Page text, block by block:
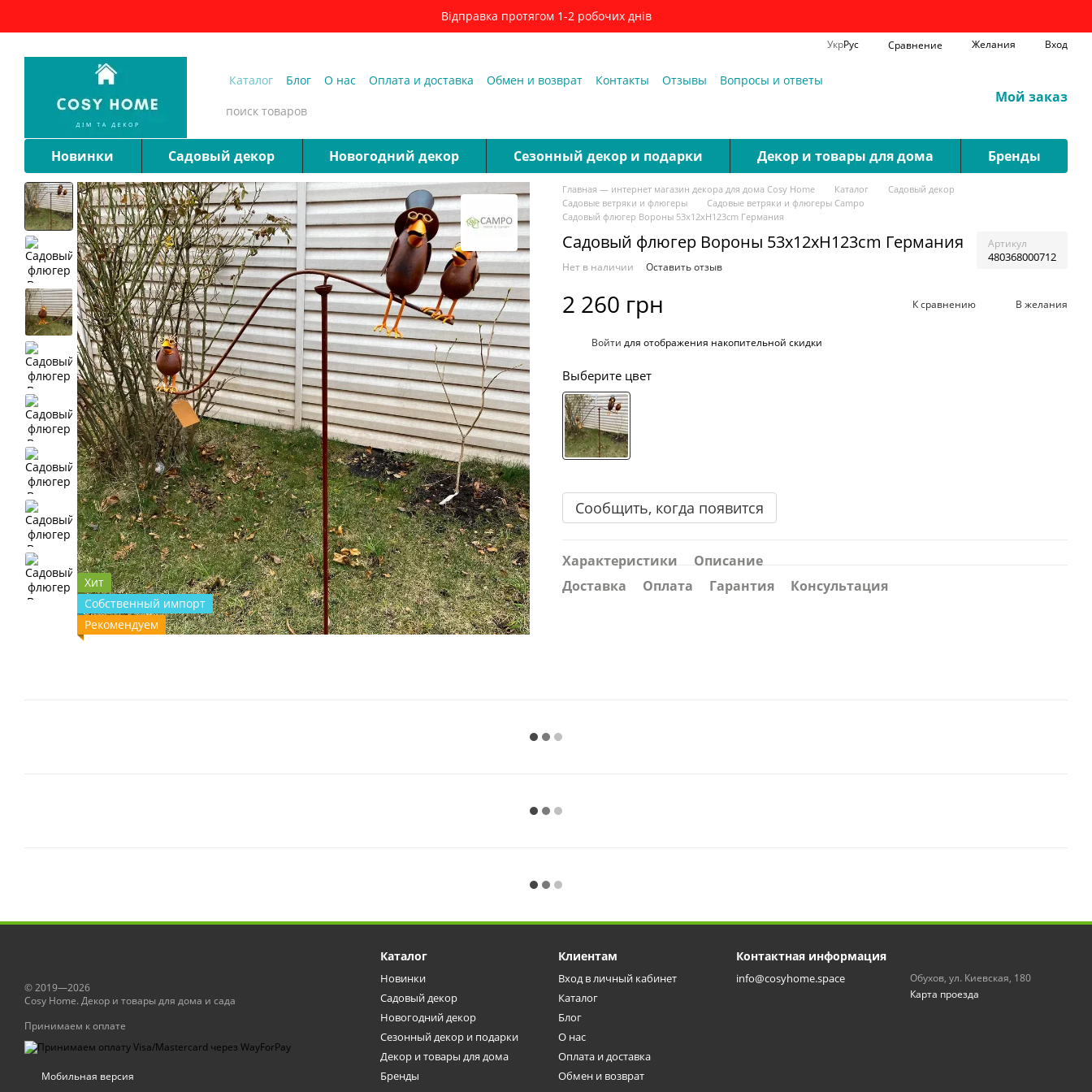
Відправка протягом 1-2 робочих днів
УкрРус Сравнение Желания Вход
Каталог Блог О нас Оплата и доставка Обмен и возврат Контакты Отзывы Вопросы и ответы
Мой заказ
Новинки Садовый декор Новогодний декор Cезонный декор и подарки Декор и товары для дома Бренды
Хит
Собственный импорт
Рекомендуем
Главная — интернет магазин декора для дома Cosy Home Каталог
Садовый декор
Садовые ветряки и флюгеры
Садовые ветряки и флюгеры Campo
Садовый флюгер Вороны 53x12xH123cm Германия
Садовый флюгер Вороны 53x12xH123cm Германия Артикул
480368000712
Нет в наличии Оставить отзыв
2 260 грн К сравнению В желания
Войти для отображения накопительной скидки
Выберите цвет
Сообщить, когда появится
Характеристики
Описание
Доставка
Оплата Гарантия Консультация
© 2019—2026
Сosy Home. Декор и товары для дома и сада
Принимаем к оплате
Мобильная версия
Каталог
Новинки
Садовый декор
Новогодний декор
Cезонный декор и подарки
Декор и товары для дома
Бренды
Клиентам
Вход в личный кабинет
Каталог
Блог
О нас
Оплата и доставка
Обмен и возврат
Контактная информация
info@cosyhome.space
Обухов, ул. Киевская, 180
Карта проезда